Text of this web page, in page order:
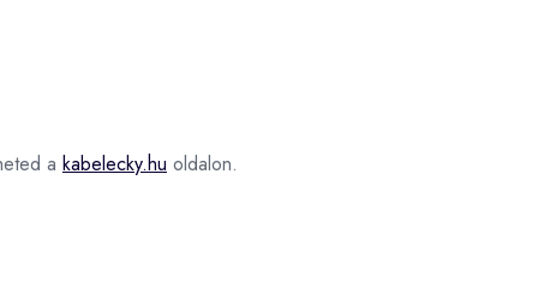
a kabelecky.hu oldalon.